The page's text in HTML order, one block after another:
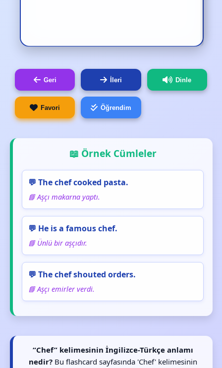
Geri İleri Dinle
Favori Öğrendim
📖 Örnek Cümleler
💬 The chef cooked pasta.
📘 Aşçı makarna yaptı.
💬 He is a famous chef.
📘 Ünlü bir aşçıdır.
💬 The chef shouted orders.
📘 Aşçı emirler verdi.
“Chef” kelimesinin İngilizce-Türkçe anlamı
nedir?Bu flashcard sayfasında 'Chef' kelimesinin